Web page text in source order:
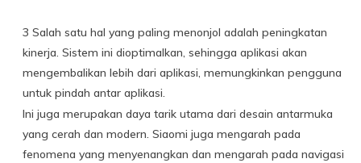
3 Salah satu hal yang paling menonjol adalah peningkatan
kinerja. Sistem ini dioptimalkan, sehingga aplikasi akan
mengembalikan lebih dari aplikasi, memungkinkan pengguna
untuk pindah antar aplikasi.
Ini juga merupakan daya tarik utama dari desain antarmuka
yang cerah dan modern. Siaomi juga mengarah pada
fenomena yang menyenangkan dan mengarah pada navigasi